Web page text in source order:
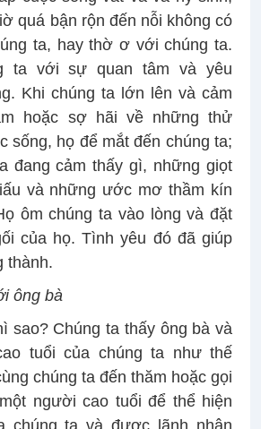
quá bận rộn đến nỗi không có
ta, hay thờ ơ với chúng ta.
ta với sự quan tâm và yêu
Khi chúng ta lớn lên và cảm
hoặc sợ hãi về những thử
sống, họ để mắt đến chúng ta;
đang cảm thấy gì, những giọt
và những ước mơ thầm kín
ôm chúng ta vào lòng và đặt
của họ. Tình yêu đó đã giúp
thành.
ông bà
sao? Chúng ta thấy ông bà và
tuổi của chúng ta như thế
chúng ta đến thăm hoặc gọi
người cao tuổi để thể hiện